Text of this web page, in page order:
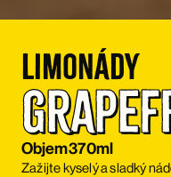
Limonády
Objem370ml
Zažijte kyselý a sladký